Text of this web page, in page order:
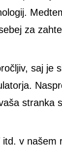
za
saj je
stranka
v našem